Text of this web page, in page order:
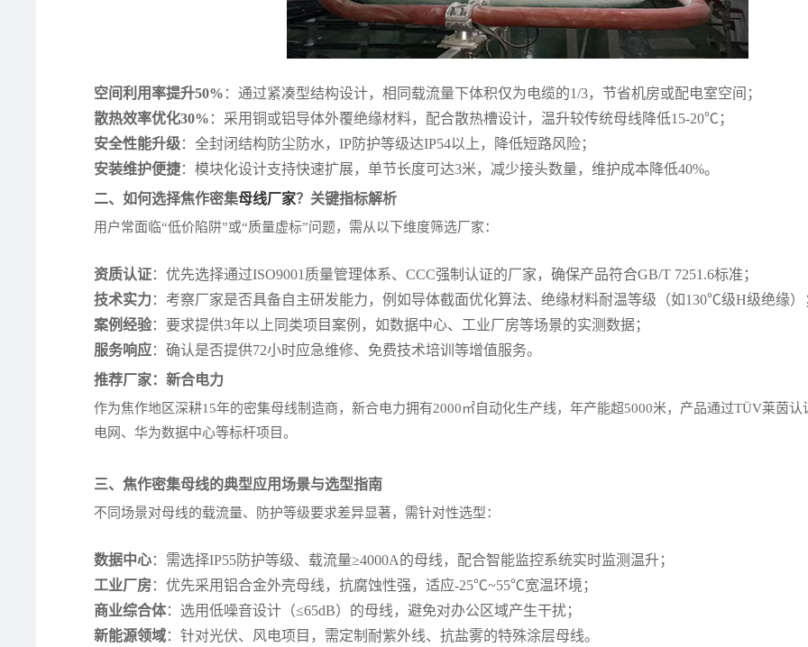
空间利用率提升50% ：通过紧凑型结构设计，相同载流量下体积仅为电缆的1/3，节省机房或配电室空间；
散热效率优化30% ：采用铜或铝导体外覆绝缘材料，配合散热槽设计，温升较传统母线降低15-20℃；
安全性能升级：全封闭结构防尘防水，IP防护等级达IP54以上，降低短路风险；
安装维护便捷：模块化设计支持快速扩展，单节长度可达3米，减少接头数量，维护成本降低40%。
二、如何选择焦作密集母线厂家？关键指标解析
用户常面临“低价陷阱”或“质量虚标”问题，需从以下维度筛选厂家：
资质认证：优先选择通过ISO9001质量管理体系、CCC强制认证的厂家，确保产品符合GB/T 7251.6标准；
技术实力 ：考察厂家是否具备自主研发能力，例如导体截面优化算法、绝缘材料耐温等级（如130℃级H级绝缘）
案例经验：要求提供3年以上同类项目案例，如数据中心、工业厂房等场景的实测数据；
服务响应：确认是否提供72小时应急维修、免费技术培训等增值服务。
推荐厂家：新合电力
作为焦作地区深耕15年的密集母线制造商，新合电力拥有2000㎡自动化生产线，年产能超5000米，产品通过TÜV莱茵
电网、华为数据中心等标杆项目。
三、焦作密集母线的典型应用场景与选型指南
不同场景对母线的载流量、防护等级要求差异显著，需针对性选型：
数据中心：需选择IP55防护等级、载流量≥4000A的母线，配合智能监控系统实时监测温升；
工业厂房：优先采用铝合金外壳母线，抗腐蚀性强，适应-25℃~55℃宽温环境；
商业综合体：选用低噪音设计（≤65dB）的母线，避免对办公区域产生干扰；
新能源领域：针对光伏、风电项目，需定制耐紫外线、抗盐雾的特殊涂层母线。